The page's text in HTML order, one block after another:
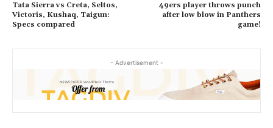
Tata Sierra vs Creta, Seltos,
Victoris, Kushaq, Taigun:
Specs compared
49ers player throws punch
after low blow in Panthers
game!
- Advertisement -